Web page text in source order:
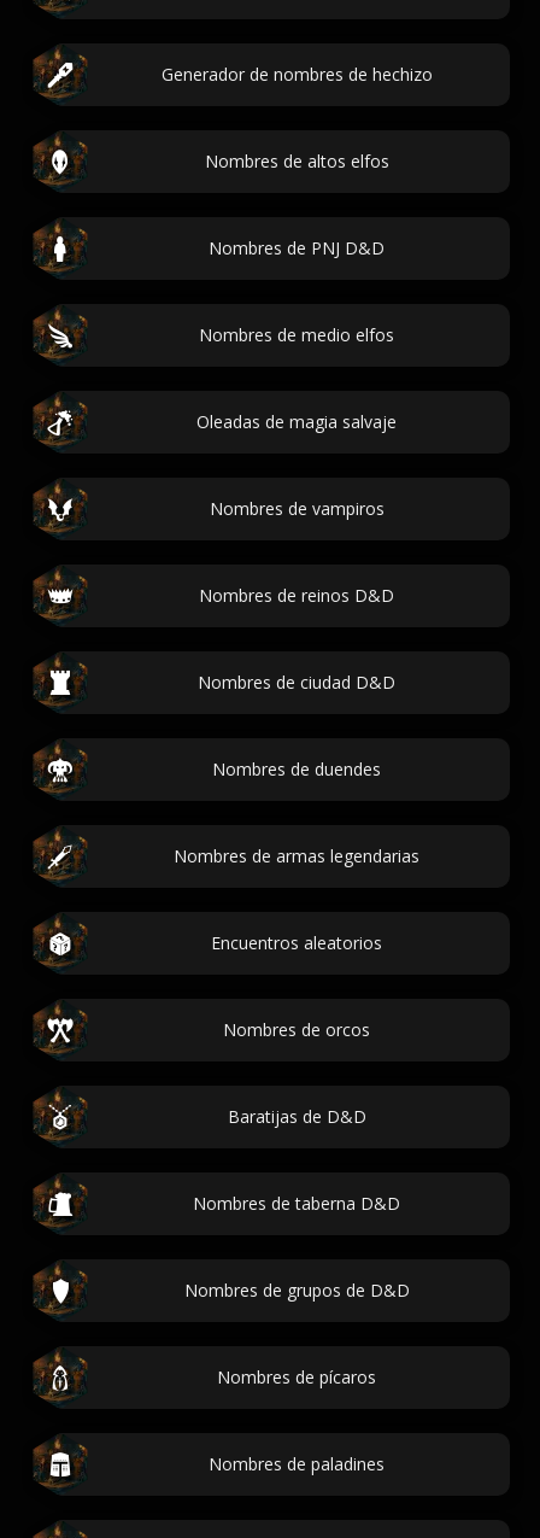
Generador de nombres de hechizo
Nombres de altos elfos
Nombres de PNJ D&D
Nombres de medio elfos
Oleadas de magia salvaje
Nombres de vampiros
Nombres de reinos D&D
Nombres de ciudad D&D
Nombres de duendes
Nombres de armas legendarias
Encuentros aleatorios
Nombres de orcos
Baratijas de D&D
Nombres de taberna D&D
Nombres de grupos de D&D
Nombres de pícaros
Nombres de paladines